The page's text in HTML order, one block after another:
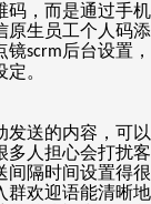
码，而是通过手机
原生员工个人码添
镜scrm后台设置，
。
发送的内容，可以
多人担心会打扰客
间隔时间设置得很
群欢迎语能清晰地